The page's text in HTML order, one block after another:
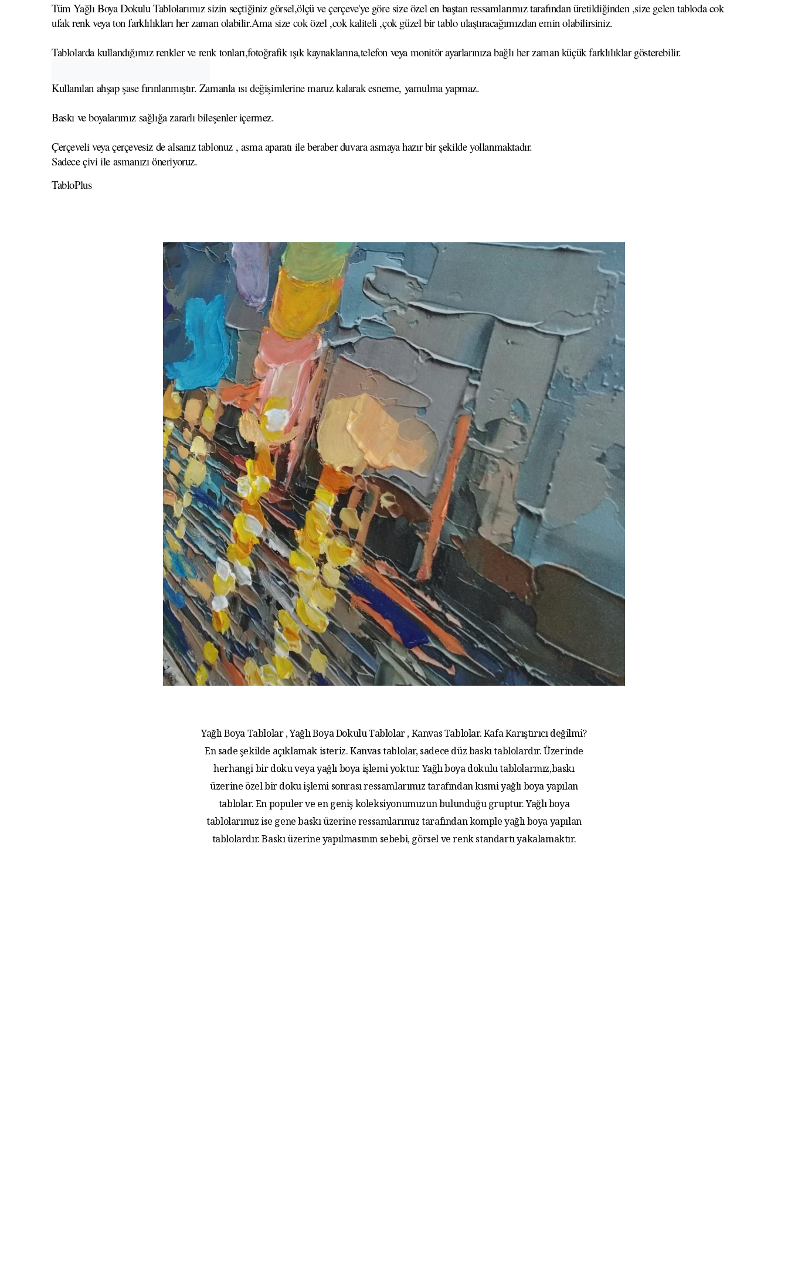
Tüm Yağlı Boya Dokulu Tablolarımız sizin seçtiğiniz görsel,ölçü ve çerçeve'ye göre size özel en baştan ressamlarımız tarafından üretildiğinden ,size gelen tabloda cok
ufak renk veya ton farklılıkları her zaman olabilir.Ama size cok özel ,cok kaliteli ,çok güzel bir tablo ulaştıracağımızdan emin olabilirsiniz.
Tablolarda kullandığımız renkler ve renk tonları,fotoğrafik ışık kaynaklarına,telefon veya monitör ayarlarınıza bağlı her zaman küçük farklılıklar gösterebilir.
Kullanılan ahşap şase fırınlanmıştır. Zamanla ısı değişimlerine maruz kalarak esneme, yamulma yapmaz.
Baskı ve boyalarımız sağlığa zararlı bileşenler içermez.
Çerçeveli veya çerçevesiz de alsanız tablonuz , asma aparatı ile beraber duvara asmaya hazır bir şekilde yollanmaktadır.
Sadece çivi ile asmanızı öneriyoruz.
TabloPlus
Yağlı Boya Tablolar , Yağlı Boya Dokulu Tablolar , Kanvas Tablolar. Kafa Karıştırıcı değilmi?
En sade şekilde açıklamak isteriz. Kanvas tablolar, sadece düz baskı tablolardır. Üzerinde
herhangi bir doku veya yağlı boya işlemi yoktur. Yağlı boya dokulu tablolarmız,baskı
üzerine özel bir doku işlemi sonrası ressamlarımız tarafından kısmi yağlı boya yapılan
tablolar. En populer ve en geniş koleksiyonumuzun bulunduğu gruptur. Yağlı boya
tablolarımız ise gene baskı üzerine ressamlarımız tarafından komple yağlı boya yapılan
tablolardır. Baskı üzerine yapılmasının sebebi, görsel ve renk standartı yakalamaktır.